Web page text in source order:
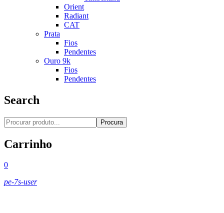
Orient
Radiant
CAT
Prata
Fios
Pendentes
Ouro 9k
Fios
Pendentes
Search
Procura
Carrinho
0
pe-7s-user